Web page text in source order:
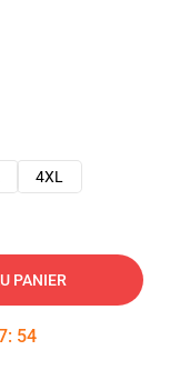
4XL
PANIER
: 54